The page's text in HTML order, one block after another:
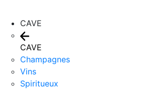
CAVE
CAVE
Champagnes
Vins
Spiritueux